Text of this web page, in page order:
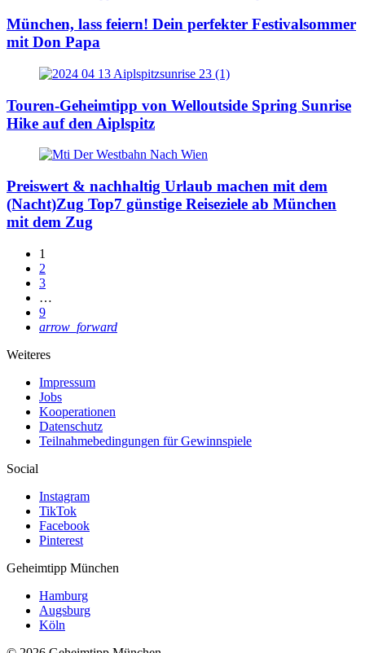
München, lass feiern! Dein perfekter Festivalsommer
mit Don Papa
Touren-Geheimtipp von Welloutside Spring Sunrise
Hike auf den Aiplspitz
Preiswert & nachhaltig Urlaub machen mit dem
(Nacht)Zug Top7 günstige Reiseziele ab München
mit dem Zug
1
2
3
…
9
arrow_forward
Weiteres
Impressum
Jobs
Kooperationen
Datenschutz
Teilnahmebedingungen für Gewinnspiele
Social
Instagram
TikTok
Facebook
Pinterest
Geheimtipp München
Hamburg
Augsburg
Köln